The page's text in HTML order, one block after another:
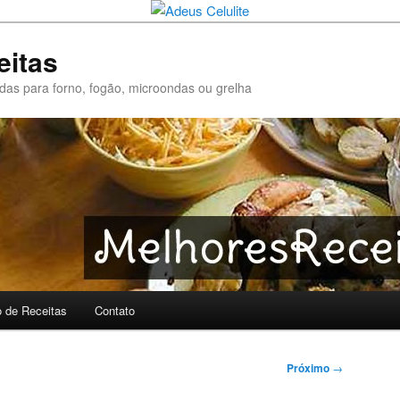
para forno, fogão, microondas ou grelha
de Receitas Contato
Próximo →